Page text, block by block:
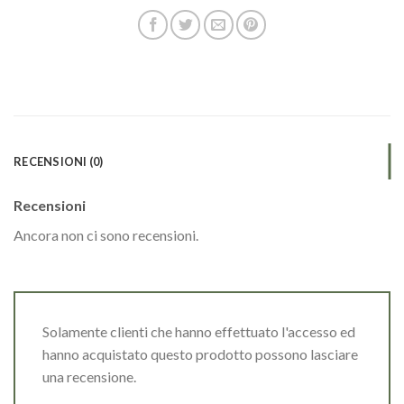
RECENSIONI (0)
Recensioni
Ancora non ci sono recensioni.
Solamente clienti che hanno effettuato l'accesso ed
hanno acquistato questo prodotto possono lasciare
una recensione.